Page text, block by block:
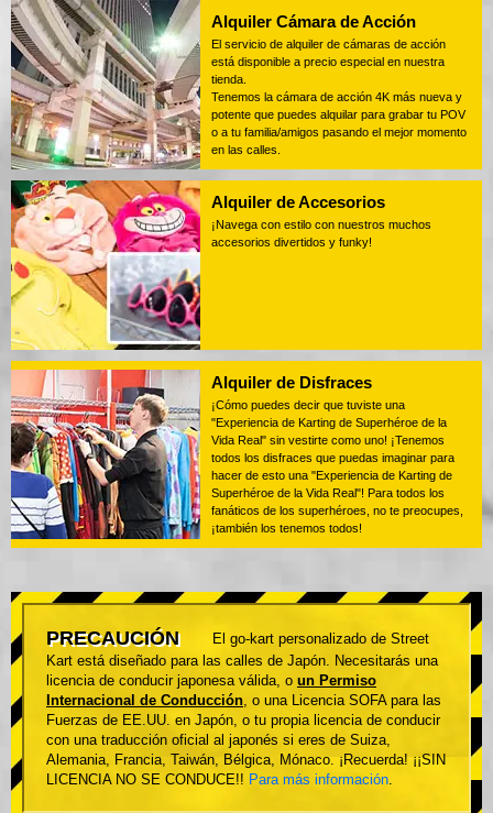
Alquiler Cámara de Acción
El servicio de alquiler de cámaras de acción
está disponible a precio especial en nuestra
tienda.
Tenemos la cámara de acción 4K más nueva y
potente que puedes alquilar para grabar tu POV
o a tu familia/amigos pasando el mejor momento
en las calles.
Alquiler de Accesorios
¡Navega con estilo con nuestros muchos
accesorios divertidos y funky!
Alquiler de Disfraces
¡Cómo puedes decir que tuviste una
"Experiencia de Karting de Superhéroe de la
Vida Real" sin vestirte como uno! ¡Tenemos
todos los disfraces que puedas imaginar para
hacer de esto una "Experiencia de Karting de
Superhéroe de la Vida Real"! Para todos los
fanáticos de los superhéroes, no te preocupes,
¡también los tenemos todos!
PRECAUCIÓN
El go-kart personalizado de Street
Kart está diseñado para las calles de Japón. Necesitarás una
licencia de conducir japonesa válida, o un Permiso
Internacional de Conducción, o una Licencia SOFA para las
Fuerzas de EE.UU. en Japón, o tu propia licencia de conducir
con una traducción oficial al japonés si eres de Suiza,
Alemania, Francia, Taiwán, Bélgica, Mónaco. ¡Recuerda! ¡¡SIN
LICENCIA NO SE CONDUCE!! Para más información.